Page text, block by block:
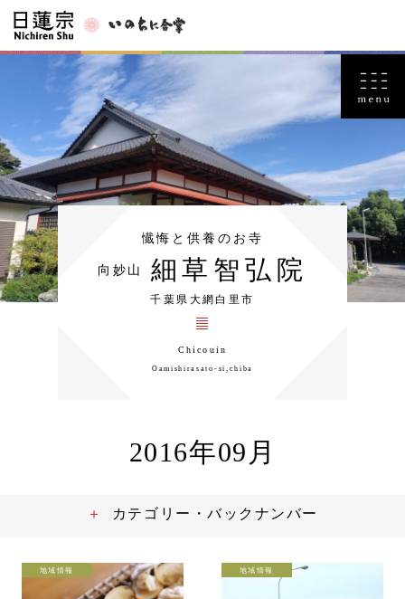
懴悔と供養のお寺
向妙山 細草智弘院
千葉県大網白里市
Chicouin
Oamishirasato-si,chiba
2016年09月
地域情報 地域情報
カテゴリー・バックナンバー